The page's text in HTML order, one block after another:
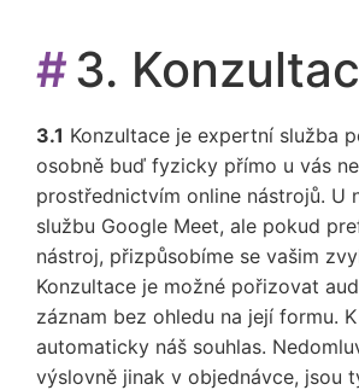
#3.
3.1 Konzultace je expertní služba
osobně buď fyzicky přímo u vás
prostřednictvím online nástrojů. U
službu Google Meet, ale pokud
nástroj, přizpůsobíme se vašim
Konzultace je možné pořizovat
záznam bez ohledu na její formu.
automaticky náš souhlas.
výslovně jinak v objednávce, jsou